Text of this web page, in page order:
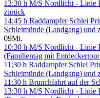
13:30 h M/S Nordlicht - Linie
zurück
14:45 h Raddampfer Schlei
Schleimünde (Landgang) und
09Mi.
10:30 h M/S Nordlicht - Linie
(Familientag mit
11:30 h Raddampfer Schlei
Schleimünde (Landgang) und
11:30 h Brunchfahrt auf der
13:30 h M/S Nordlicht - Linie